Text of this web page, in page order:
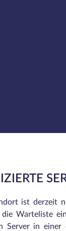
ist derzeit
Warteliste
Server in